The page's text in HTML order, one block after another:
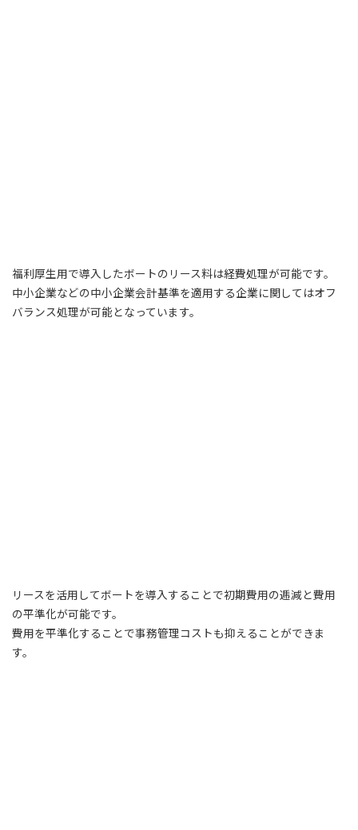
福利厚生用で導入したボートのリース料は経費処理が可能です。
中小企業などの中小企業会計基準を適用する企業に関してはオフ
バランス処理が可能となっています。
リースを活用してボートを導入することで初期費用の逓減と費用
の平準化が可能です。
費用を平準化することで事務管理コストも抑えることができま
す。